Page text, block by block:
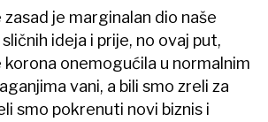
zasad je marginalan dio naše
ideja i prije, no ovaj put,
korona onemogućila u normalnim
vani, a bili smo zreli za
smo pokrenuti novi biznis i